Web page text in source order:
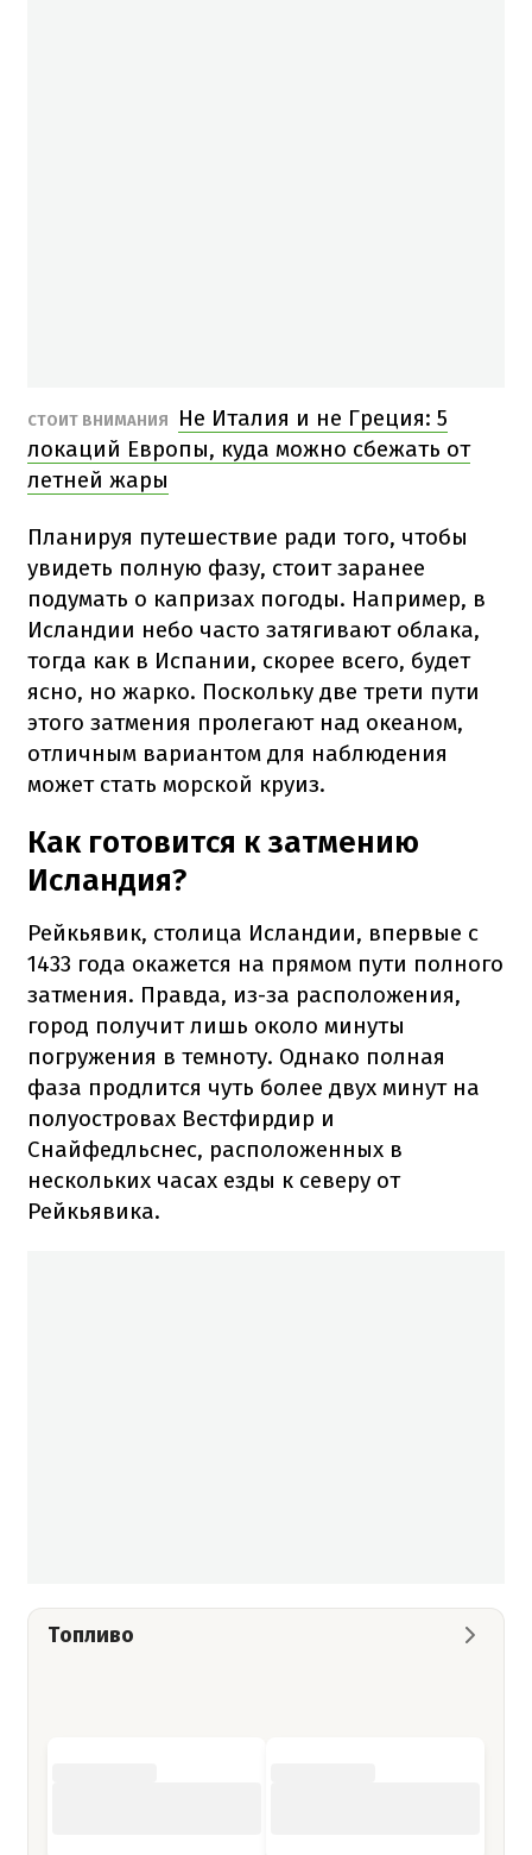
СТОИТ ВНИМАНИЯ
Не Италия и не Греция: 5
локаций Европы, куда можно сбежать от
летней жары
Планируя путешествие ради того, чтобы
увидеть полную фазу, стоит заранее
подумать о капризах погоды. Например, в
Исландии небо часто затягивают облака,
тогда как в Испании, скорее всего, будет
ясно, но жарко. Поскольку две трети пути
этого затмения пролегают над океаном,
отличным вариантом для наблюдения
может стать морской круиз.
Как готовится к затмению
Исландия?
Рейкьявик, столица Исландии, впервые с
1433 года окажется на прямом пути полного
затмения. Правда, из-за расположения,
город получит лишь около минуты
погружения в темноту. Однако полная
фаза продлится чуть более двух минут на
полуостровах Вестфирдир и
Снайфедльснес, расположенных в
нескольких часах езды к северу от
Рейкьявика.
Топливо